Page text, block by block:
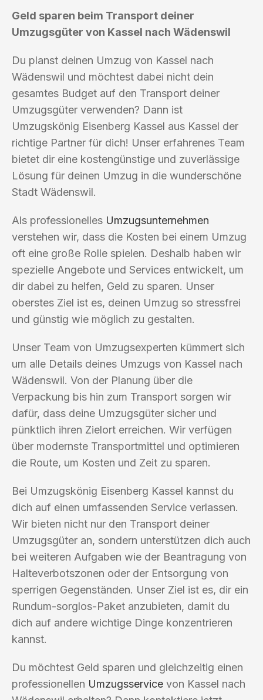
Geld sparen beim Transport deiner
Umzugsgüter von Kassel nach Wädenswil
Du planst deinen Umzug von Kassel nach
Wädenswil und möchtest dabei nicht dein
gesamtes Budget auf den Transport deiner
Umzugsgüter verwenden? Dann ist
Umzugskönig Eisenberg Kassel aus Kassel der
richtige Partner für dich! Unser erfahrenes Team
bietet dir eine kostengünstige und zuverlässige
Lösung für deinen Umzug in die wunderschöne
Stadt Wädenswil.
Als professionelles Umzugsunternehmen
verstehen wir, dass die Kosten bei einem Umzug
oft eine große Rolle spielen. Deshalb haben wir
spezielle Angebote und Services entwickelt, um
dir dabei zu helfen, Geld zu sparen. Unser
oberstes Ziel ist es, deinen Umzug so stressfrei
und günstig wie möglich zu gestalten.
Unser Team von Umzugsexperten kümmert sich
um alle Details deines Umzugs von Kassel nach
Wädenswil. Von der Planung über die
Verpackung bis hin zum Transport sorgen wir
dafür, dass deine Umzugsgüter sicher und
pünktlich ihren Zielort erreichen. Wir verfügen
über modernste Transportmittel und optimieren
die Route, um Kosten und Zeit zu sparen.
Bei Umzugskönig Eisenberg Kassel kannst du
dich auf einen umfassenden Service verlassen.
Wir bieten nicht nur den Transport deiner
Umzugsgüter an, sondern unterstützen dich auch
bei weiteren Aufgaben wie der Beantragung von
Halteverbotszonen oder der Entsorgung von
sperrigen Gegenständen. Unser Ziel ist es, dir ein
Rundum-sorglos-Paket anzubieten, damit du
dich auf andere wichtige Dinge konzentrieren
kannst.
Du möchtest Geld sparen und gleichzeitig einen
professionellen Umzugsservice von Kassel nach